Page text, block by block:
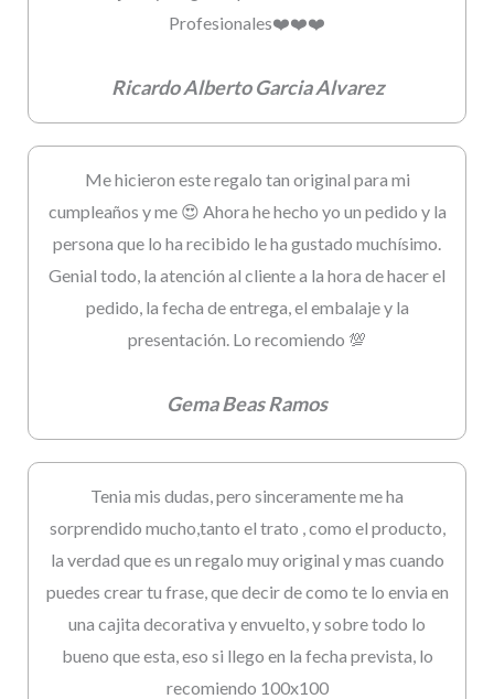
Profesionales❤️❤️❤️
Ricardo Alberto Garcia Alvarez
Me hicieron este regalo tan original para mi
cumpleaños y me 😍 Ahora he hecho yo un pedido y la
persona que lo ha recibido le ha gustado muchísimo.
Genial todo, la atención al cliente a la hora de hacer el
pedido, la fecha de entrega, el embalaje y la
presentación. Lo recomiendo 💯
Gema Beas Ramos
Tenia mis dudas, pero sinceramente me ha
sorprendido mucho,tanto el trato , como el producto,
la verdad que es un regalo muy original y mas cuando
puedes crear tu frase, que decir de como te lo envia en
una cajita decorativa y envuelto, y sobre todo lo
bueno que esta, eso si llego en la fecha prevista, lo
recomiendo 100x100